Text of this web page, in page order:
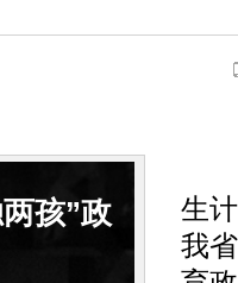
孩”政
生
我